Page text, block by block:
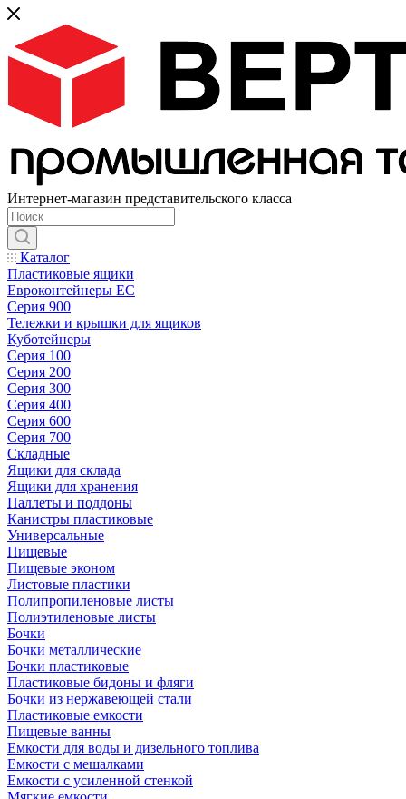
Интернет-магазин представительского класса
Каталог
Пластиковые ящики
Евроконтейнеры ЕС
Серия 900
Тележки и крышки для ящиков
Куботейнеры
Серия 100
Серия 200
Серия 300
Серия 400
Серия 600
Серия 700
Складные
Ящики для склада
Ящики для хранения
Паллеты и поддоны
Канистры пластиковые
Универсальные
Пищевые
Пищевые эконом
Листовые пластики
Полипропиленовые листы
Полиэтиленовые листы
Бочки
Бочки металлические
Бочки пластиковые
Пластиковые бидоны и фляги
Бочки из нержавеющей стали
Пластиковые емкости
Пищевые ванны
Емкости для воды и дизельного топлива
Емкости с мешалками
Емкости с усиленной стенкой